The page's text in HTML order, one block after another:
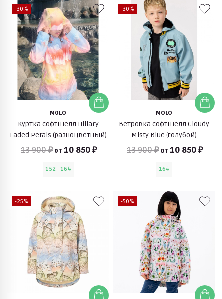
-30%
MOLO
Куртка софтшелл Hillary
Faded Petals (разноцветный)
13 900 ₽ от10 850 ₽
152 164
-30%
MOLO
Ветровка софтшелл Cloudy
Misty Blue (голубой)
13 900 ₽ от10 850 ₽
164
-25% -50%